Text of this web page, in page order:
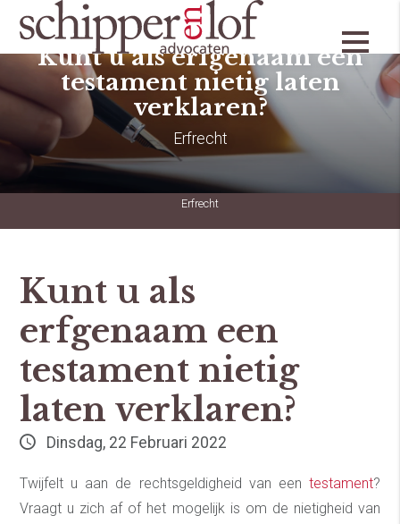
Kunt u als erfgenaam een
testament nietig laten
verklaren?
Erfrecht
Erfrecht
Kunt u als
erfgenaam een
testament nietig
laten verklaren?
Dinsdag, 22 Februari 2022
Twijfelt u aan de rechtsgeldigheid van een testament?
Vraagt u zich af of het mogelijk is om de nietigheid van